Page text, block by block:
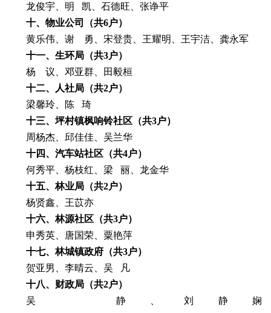
龙俊宇、明
凯、石德旺、张诤平
十、 物业公司 （共6户）
黄乐伟、谢
勇、宋登贵、王耀明、王宇洁、龚永军
十一、 生环局 （共3户）
杨
议、邓亚群、田毅桓
十二、人社局（共2户）
梁馨玲 、陈
琦
十三、坪村镇枫响铃社区（共3户）
周杨杰、邱佳佳、吴兰华
十四、汽车站社区（共4户）
何秀平、杨枝红、梁
丽、龙金华
十五、林业局 （共2户）
杨贤鑫、王苡亦
十六、林源社区（共3户）
申秀英、唐国荣、粟艳萍
十七、林城镇政府（共3户）
贺亚男、李晴云、吴
凡
十八、财政局（共2户）
吴
静、刘静娴